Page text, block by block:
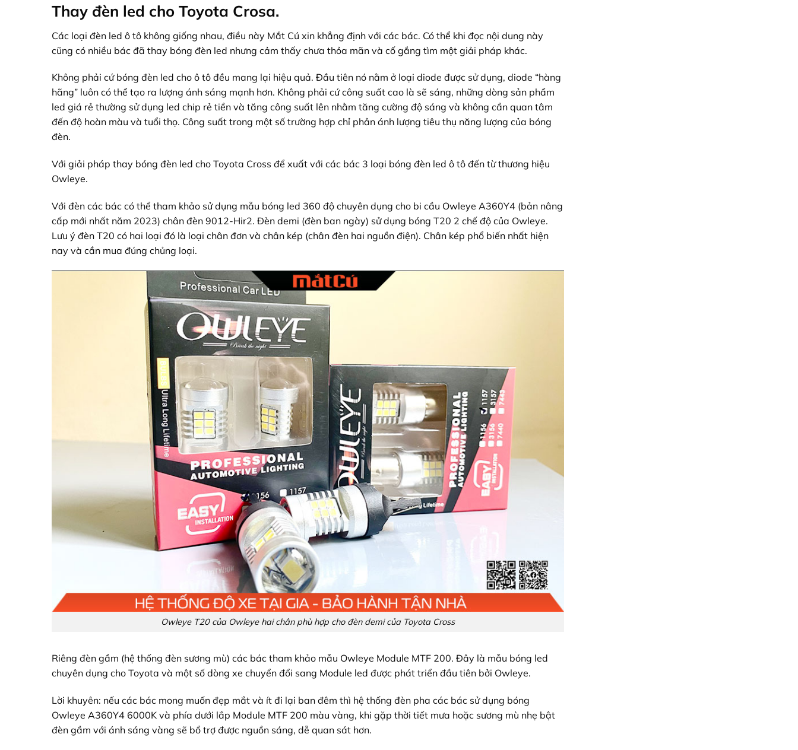
Thay đèn led cho Toyota Crosa.
Các loại đèn led ô tô không giống nhau, điều này Mắt Cú xin khẳng định với các bác. Có thể khi đọc nội dung này
cũng có nhiều bác đã thay bóng đèn led nhưng cảm thấy chưa thỏa mãn và cố gắng tìm một giải pháp khác.
Không phải cứ bóng đèn led cho ô tô đều mang lại hiệu quả. Đầu tiên nó nằm ở loại diode được sử dụng, diode “hàng
hãng” luôn có thể tạo ra lượng ánh sáng mạnh hơn. Không phải cứ công suất cao là sẽ sáng, những dòng sản phẩm
led giá rẻ thường sử dụng led chip rẻ tiền và tăng công suất lên nhằm tăng cường độ sáng và không cần quan tâm
đến độ hoàn màu và tuổi thọ. Công suất trong một số trường hợp chỉ phản ánh lượng tiêu thụ năng lượng của bóng
đèn.
Với giải pháp thay bóng đèn led cho Toyota Cross để xuất với các bác 3 loại bóng đèn led ô tô đến từ thương hiệu
Owleye.
Với đèn các bác có thể tham khảo sử dụng mẫu bóng led 360 độ chuyên dụng cho bi cầu Owleye A360Y4 (bản nâng
cấp mới nhất năm 2023) chân đèn 9012-Hir2. Đèn demi (đèn ban ngày) sử dụng bóng T20 2 chế độ của Owleye.
Lưu ý đèn T20 có hai loại đó là loại chân đơn và chân kép (chân đèn hai nguồn điện). Chân kép phổ biến nhất hiện
nay và cần mua đúng chủng loại.
Owleye T20 của Owleye hai chân phù hợp cho đèn demi của Toyota Cross
Riêng đèn gầm (hệ thống đèn sương mù) các bác tham khảo mẫu Owleye Module MTF 200. Đây là mẫu bóng led
chuyên dụng cho Toyota và một số dòng xe chuyển đổi sang Module led được phát triển đầu tiên bởi Owleye.
Lời khuyên: nếu các bác mong muốn đẹp mắt và ít đi lại ban đêm thì hệ thống đèn pha các bác sử dụng bóng
Owleye A360Y4 6000K và phía dưới lắp Module MTF 200 màu vàng, khi gặp thời tiết mưa hoặc sương mù nhẹ bật
đèn gầm với ánh sáng vàng sẽ bổ trợ được nguồn sáng, dễ quan sát hơn.